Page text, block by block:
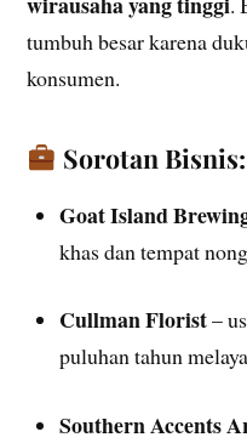
tumbuh besar karena
konsumen.
Sorotan Bisnis:
Goat Island
khas dan tempat
Cullman Florist–
puluhan tahun
Southern Accents